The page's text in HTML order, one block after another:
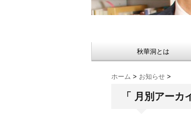
秋華洞とは
ホーム > お知らせ >
「 月別アー